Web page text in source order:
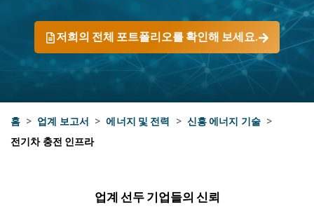
저희의 전체 포트폴리오를 확인해 보세요.
홈 > 업계 보고서 > 에너지 및 전력 > 신흥 에너지 기술 >
전기차 충전 인프라
업계 선두 기업들의 신뢰